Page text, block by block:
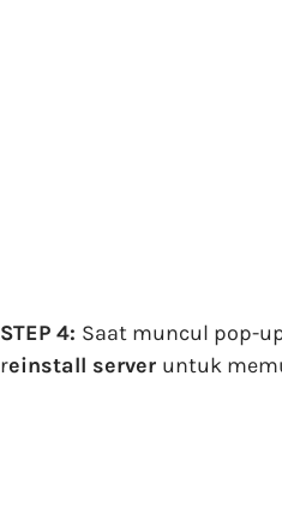
STEP 4: Saat muncul pop-
reinstall server untuk